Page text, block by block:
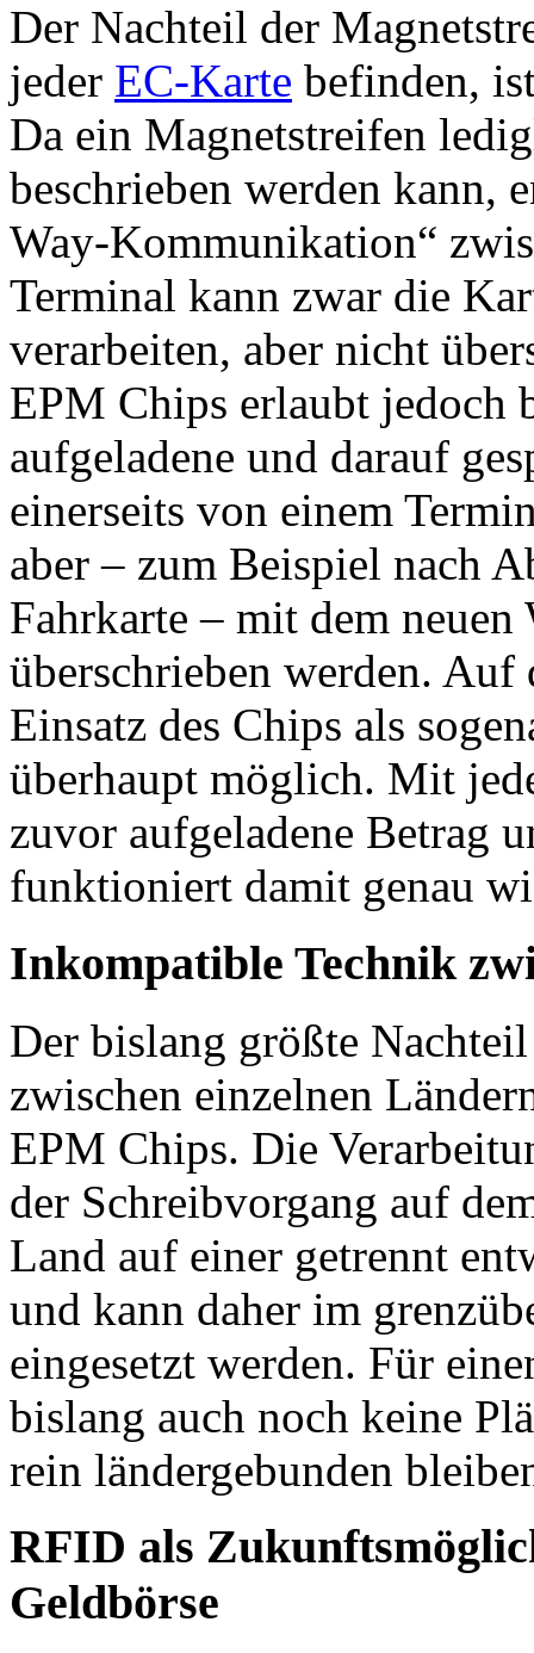
Der Nachteil der
jeder EC-Karte befinden,
Da ein Magnetstreifen
beschrieben werden kann,
Way-Kommunikation“
Terminal kann zwar die
verarbeiten, aber nicht
EPM Chips erlaubt jedoch
aufgeladene und darauf
einerseits von einem
aber – zum Beispiel nach
Fahrkarte – mit dem neuen
überschrieben werden.
Einsatz des Chips als
überhaupt möglich. Mit
zuvor aufgeladene Betrag
funktioniert damit genau
Inkompatible Technik
Der bislang größte
zwischen einzelnen
EPM Chips. Die
der Schreibvorgang auf
Land auf einer getrennt
und kann daher im
eingesetzt werden. Für
bislang auch noch keine
rein ländergebunden
RFID als
Geldbörse